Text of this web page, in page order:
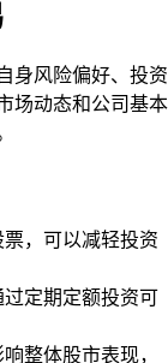
身风险偏好、投资
场动态和公司基本
，可以减轻投资
定期定额投资可
整体股市表现，